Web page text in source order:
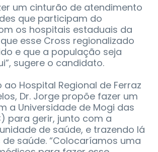
um cinturão de atendimento
que participam do
os hospitais estaduais da
esse Cross regionalizado
e que a população seja
sugere o candidato.
Hospital Regional de Ferraz
Dr. Jorge propõe fazer um
a Universidade de Mogi das
para gerir, junto com a
de saúde, e trazendo lá
saúde. “Colocaríamos uma